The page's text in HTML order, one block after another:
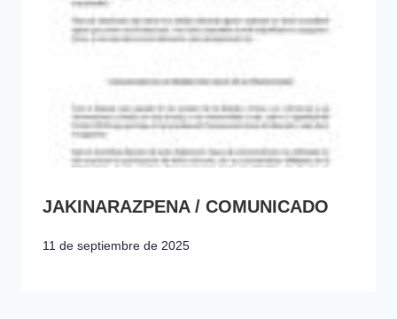
JAKINARAZPENA / COMUNICADO
11 de septiembre de 2025